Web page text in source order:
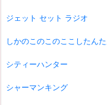
ジェット セット ラジオ
しかのこのこのここしたん
シティーハンター
シャーマンキング